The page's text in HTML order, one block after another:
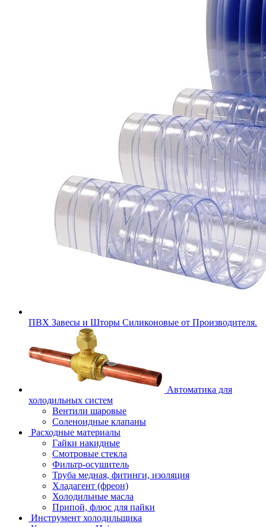
ПВХ Завесы и Шторы Силиконовые от Производителя.
Автоматика для
холодильных систем
Вентили шаровые
Соленоидные клапаны
Расходные материалы
Гайки накидные
Смотровые стекла
Фильтр-осушитель
Труба медная, фитинги, изоляция
Хладагент (фреон)
Холодильные масла
Припой, флюс для пайки
Инструмент холодильщика